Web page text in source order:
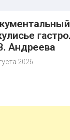
Андреева
2026